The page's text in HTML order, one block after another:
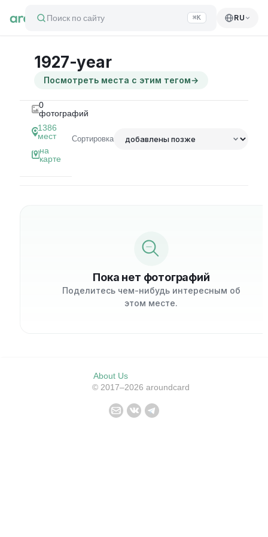
Поиск по сайту ⌘K RU
1927-year
Посмотреть места с этим тегом→
0
фотографий
1386
мест
на
карте
Сортировка
Пока нет фотографий
Поделитесь чем-нибудь интересным об
этом месте.
About Us
© 2017–2026 aroundcard